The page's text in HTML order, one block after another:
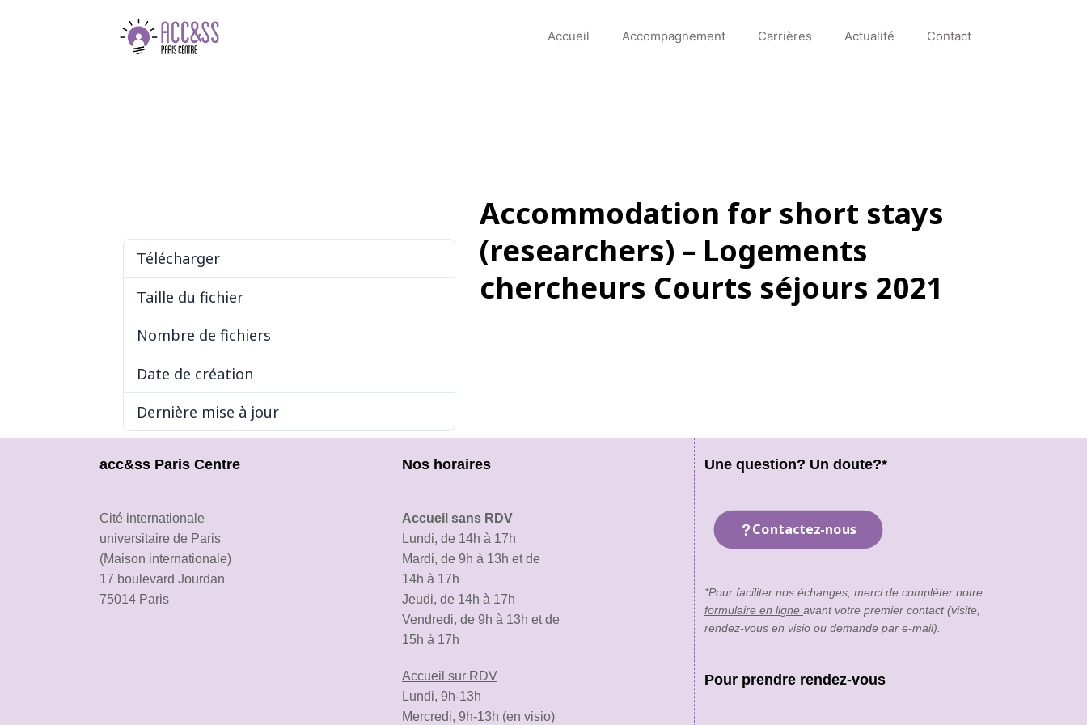
Accueil Accompagnement Carrières Actualité Contact
Télécharger
Taille du fichier
Nombre de fichiers
Date de création
Dernière mise à jour
Accommodation for short stays
(researchers) – Logements
chercheurs Courts séjours 2021
acc&ss Paris Centre
Cité internationale
universitaire de Paris
(Maison internationale)
17 boulevard Jourdan
75014 Paris
Nos horaires
Accueil sans RDV
Lundi, de 14h à 17h
Mardi, de 9h à 13h et de
14h à 17h
Jeudi, de 14h à 17h
Vendredi, de 9h à 13h et de
15h à 17h
Accueil sur RDV
Lundi, 9h-13h
Mercredi, 9h-13h (en visio)
Une question? Un doute?*
Contactez-nous
*Pour faciliter nos échanges, merci de compléter notre
formulaire en ligne avant votre premier contact (visite,
rendez-vous en visio ou demande par e-mail).
Pour prendre rendez-vous